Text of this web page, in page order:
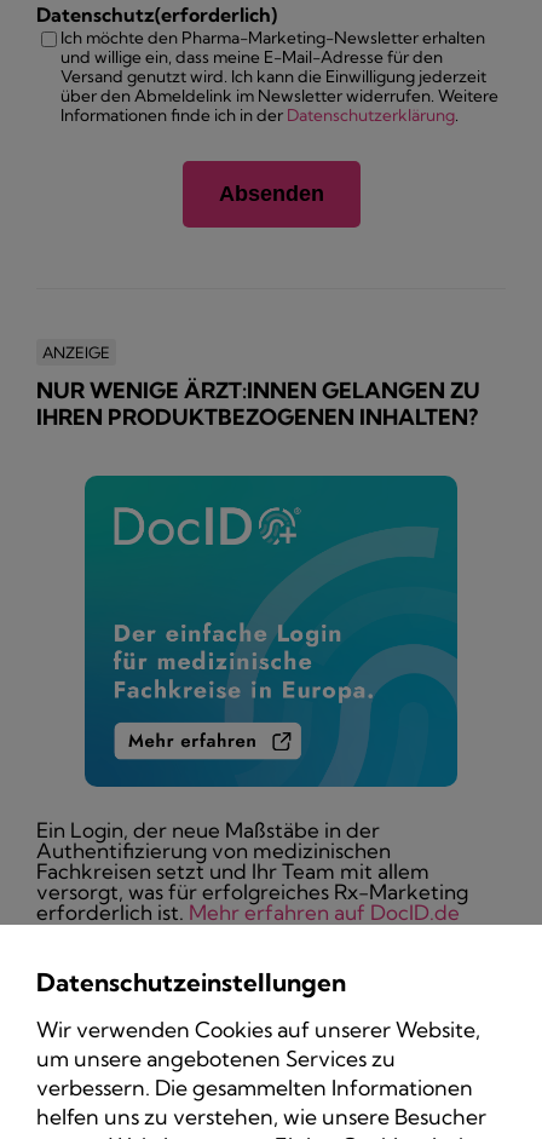
Datenschutz(erforderlich)
Ich möchte den Pharma-Marketing-Newsletter erhalten
und willige ein, dass meine E-Mail-Adresse für den
Versand genutzt wird. Ich kann die Einwilligung jederzeit
über den Abmeldelink im Newsletter widerrufen. Weitere
Informationen finde ich in der Datenschutzerklärung
ANZEIGE
NUR WENIGE ÄRZT:INNEN GELANGEN ZU
IHREN PRODUKTBEZOGENEN INHALTEN?
Ein Login, der neue Maßstäbe in der
Authentifizierung von medizinischen
Fachkreisen setzt und Ihr Team mit allem
versorgt, was für erfolgreiches Rx-Marketing
erforderlich ist. Mehr erfahren auf DocID.de
Datenschutz
Impressum
Datenschutzeinstellungen
Wir verwenden Cookies auf unserer Website,
um unsere angebotenen Services zu
verbessern. Die gesammelten Informationen
helfen uns zu verstehen, wie unsere Besucher